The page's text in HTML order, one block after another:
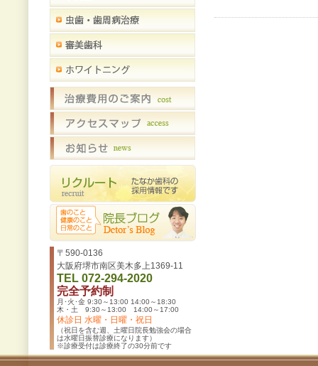
〒590-0136
大阪府堺市南区美木多上1369-11
TEL 072-294-2020
完全予約制
月･火･金 9:30～13:00 14:00～18:30
木・土 9:30～13:00 14:00～17:00
休診日 水曜・日曜・祝日
（祝日を含む週、土曜日院長勉強会の場合
は水曜日振替診療になります）
※診療受付は診療終了の30分前です